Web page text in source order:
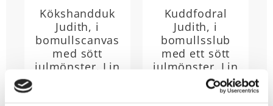
Kökshandduk
Judith, i
bomullscanvas
med sött
julmönster. Lin
Kuddfodral
Judith, i
bomullsslub
med ett sött
julmönster. Lin
Stl. 48X48 cm.
Kuddfodral Judith i
bomullsslub med